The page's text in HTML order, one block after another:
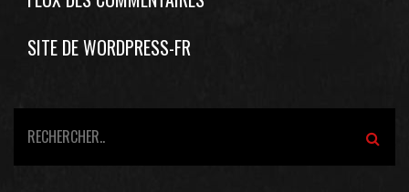
SITE DE WORDPRESS-FR